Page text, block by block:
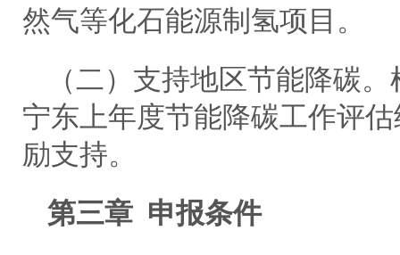
然气等化石能源制氢项目。
（二）支持地区节能降碳
宁东上年度节能降碳工作评
励支持。
第三章 申报条件